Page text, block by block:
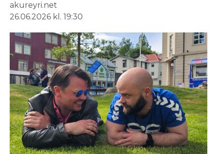
akureyri.net
26.06.2026 kl. 19:30